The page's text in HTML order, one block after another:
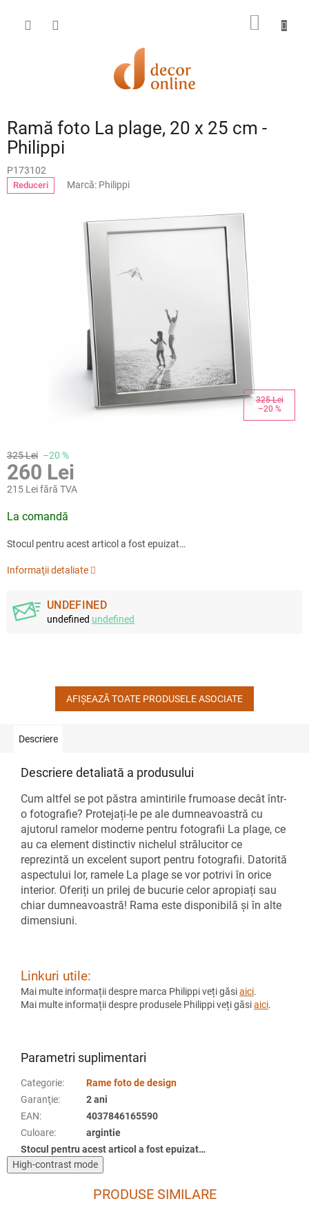
conținut
COŞ
Ramă foto La plage, 20 x 25 cm -
Philippi
P173102
Reduceri Marcă: Philippi
325 Lei
–20 %
325 Lei –20 %
260 Lei
215 Lei fără TVA
preţ:
La comandă
Stocul pentru acest articol a fost epuizat…
Informaţii detaliate
UNDEFINED
undefined undefined
AFIŞEAZĂ TOATE PRODUSELE ASOCIATE
Descriere
Descriere detaliată a produsului
Cum altfel se pot păstra amintirile frumoase decât într-
o fotografie? Protejați-le pe ale dumneavoastră cu
ajutorul ramelor moderne pentru fotografii La plage, ce
au ca element distinctiv nichelul strălucitor ce
reprezintă un excelent suport pentru fotografii. Datorită
aspectului lor, ramele La plage se vor potrivi în orice
interior. Oferiți un prilej de bucurie celor apropiați sau
chiar dumneavoastră! Rama este disponibilă și în alte
dimensiuni.
Linkuri utile:
Mai multe informații despre marca Philippi veți găsiaici.
Mai multe informații despre produsele Philippi veți găsiaici.
Parametri suplimentari
Categorie:
Rame foto de design
Garanţie:
2 ani
EAN:
4037846165590
Culoare:
argintie
Stocul pentru acest articol a fost epuizat…
High-contrast mode
PRODUSE SIMILARE